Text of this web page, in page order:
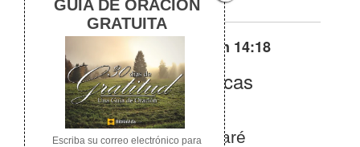
Otras traducciones de Juan 14:18
La Biblia de las Américas
(Español)BLA
Juan 14:18 No os dejaré